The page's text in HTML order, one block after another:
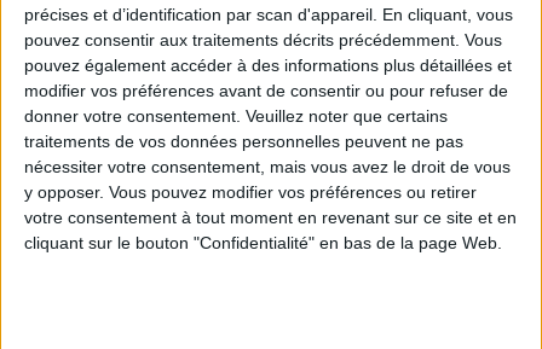
précises et d’identification par scan d'appareil. En cliquant, vous
pouvez consentir aux traitements décrits précédemment. Vous
pouvez également accéder à des informations plus détaillées et
modifier vos préférences avant de consentir ou pour refuser de
donner votre consentement. Veuillez noter que certains
traitements de vos données personnelles peuvent ne pas
nécessiter votre consentement, mais vous avez le droit de vous
y opposer. Vous pouvez modifier vos préférences ou retirer
votre consentement à tout moment en revenant sur ce site et en
cliquant sur le bouton "Confidentialité" en bas de la page Web.
Peut-on remplacer la viande par des féculents ?
Consultation diététique du 05/08/2026